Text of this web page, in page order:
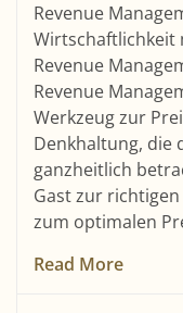
Revenue
Wirtschaftlichkeit
Revenue
Revenue
Werkzeug zur
Denkhaltung, die
ganzheitlich
Gast zur
zum optimalen
Read More